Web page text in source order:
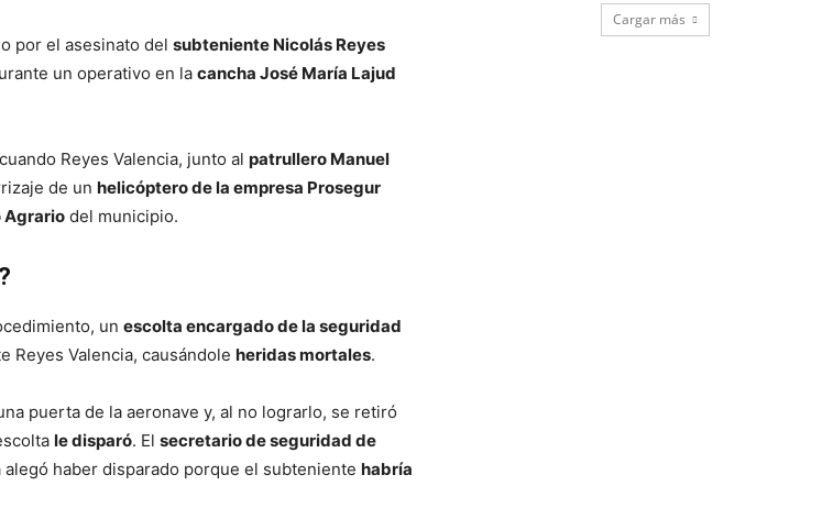
por el asesinato del subteniente Nicolás Reyes
un operativo en la cancha José María Lajud
Reyes Valencia, junto al patrullero Manuel
de un helicóptero de la empresa Prosegur
Agrario del municipio.
un escolta encargado de la seguridad
Reyes Valencia, causándole heridas mortales.
puerta de la aeronave y, al no lograrlo, se retiró
le disparó. El secretario de seguridad de
haber disparado porque el subteniente habría
Cargar más